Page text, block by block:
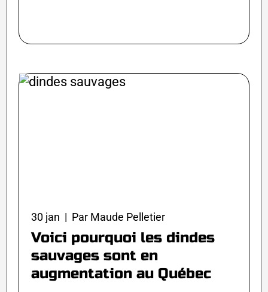
30 jan | Par Maude Pelletier
Voici pourquoi les dindes
sauvages sont en
augmentation au Québec